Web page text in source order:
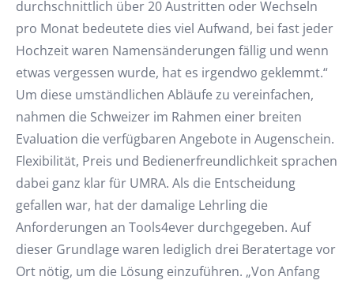
durchschnittlich über 20 Austritten oder Wechseln
pro Monat bedeutete dies viel Aufwand, bei fast jeder
Hochzeit waren Namensänderungen fällig und wenn
etwas vergessen wurde, hat es irgendwo geklemmt.“
Um diese umständlichen Abläufe zu vereinfachen,
nahmen die Schweizer im Rahmen einer breiten
Evaluation die verfügbaren Angebote in Augenschein.
Flexibilität, Preis und Bedienerfreundlichkeit sprachen
dabei ganz klar für UMRA. Als die Entscheidung
gefallen war, hat der damalige Lehrling die
Anforderungen an Tools4ever durchgegeben. Auf
dieser Grundlage waren lediglich drei Beratertage vor
Ort nötig, um die Lösung einzuführen. „Von Anfang